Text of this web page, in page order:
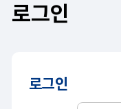
로그인
로그인